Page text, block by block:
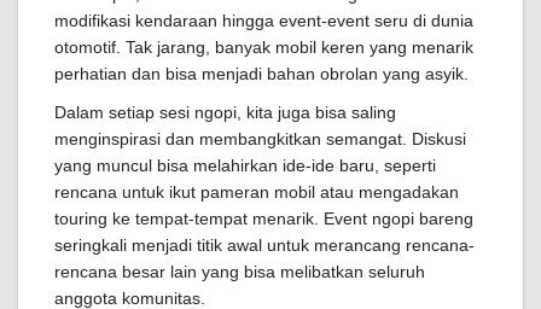
modifikasi kendaraan hingga event-event seru di dunia
otomotif. Tak jarang, banyak mobil keren yang menarik
perhatian dan bisa menjadi bahan obrolan yang asyik.
Dalam setiap sesi ngopi, kita juga bisa saling
menginspirasi dan membangkitkan semangat. Diskusi
yang muncul bisa melahirkan ide-ide baru, seperti
rencana untuk ikut pameran mobil atau mengadakan
touring ke tempat-tempat menarik. Event ngopi bareng
seringkali menjadi titik awal untuk merancang rencana-
rencana besar lain yang bisa melibatkan seluruh
anggota komunitas.